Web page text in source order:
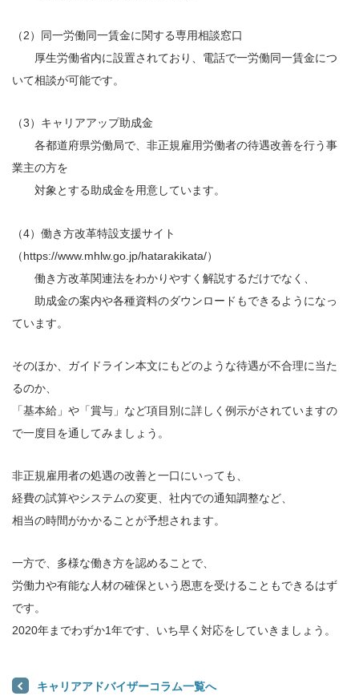
（2）同一労働同一賃金に関する専用相談窓口
厚生労働省内に設置されており、電話で一労働同一賃金につ
いて相談が可能です。
（3）キャリアアップ助成金
各都道府県労働局で、非正規雇用労働者の待遇改善を行う事
業主の方を
対象とする助成金を用意しています。
（4）働き方改革特設支援サイト
（https://www.mhlw.go.jp/hatarakikata/）
働き方改革関連法をわかりやすく解説するだけでなく、
助成金の案内や各種資料のダウンロードもできるようになっ
ています。
そのほか、ガイドライン本文にもどのような待遇が不合理に当た
るのか、
「基本給」や「賞与」など項目別に詳しく例示がされていますの
で一度目を通してみましょう。
非正規雇用者の処遇の改善と一口にいっても、
経費の試算やシステムの変更、社内での通知調整など、
相当の時間がかかることが予想されます。
一方で、多様な働き方を認めることで、
労働力や有能な人材の確保という恩恵を受けることもできるはず
です。
2020年までわずか1年です、いち早く対応をしていきましょう。
キャリアアドバイザーコラム一覧へ